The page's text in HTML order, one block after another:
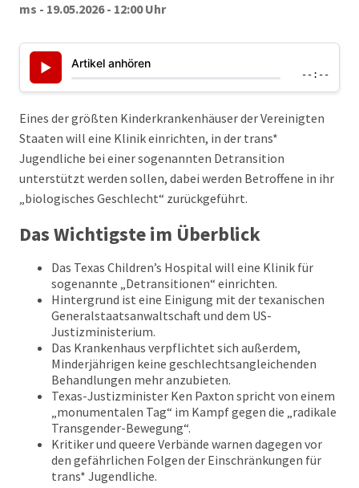
ms - 19.05.2026 - 12:00 Uhr
▶ Artikel anhören
--:--
Eines der größten Kinderkrankenhäuser der Vereinigten
Staaten will eine Klinik einrichten, in der trans*
Jugendliche bei einer sogenannten Detransition
unterstützt werden sollen, dabei werden Betroffene in ihr
„biologisches Geschlecht“ zurückgeführt.
Das Wichtigste im Überblick
Das Texas Children’s Hospital will eine Klinik für
sogenannte „Detransitionen“ einrichten.
Hintergrund ist eine Einigung mit der texanischen
Generalstaatsanwaltschaft und dem US-
Justizministerium.
Das Krankenhaus verpflichtet sich außerdem,
Minderjährigen keine geschlechtsangleichenden
Behandlungen mehr anzubieten.
Texas-Justizminister Ken Paxton spricht von einem
„monumentalen Tag“ im Kampf gegen die „radikale
Transgender-Bewegung“.
Kritiker und queere Verbände warnen dagegen vor
den gefährlichen Folgen der Einschränkungen für
trans* Jugendliche.